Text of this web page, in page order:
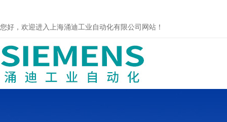
您好，欢迎进入上海涌迪工业自动化有限公司网站！